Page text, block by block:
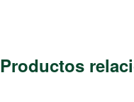
Productos